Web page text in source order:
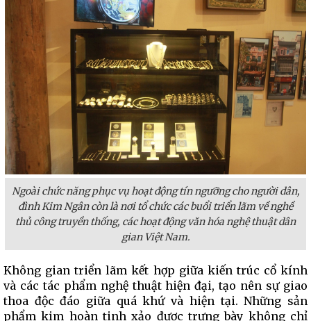
Ngoài chức năng phục vụ hoạt động tín ngưỡng cho người dân,
đình Kim Ngân còn là nơi tổ chức các buổi triển lãm về nghề
thủ công truyền thống, các hoạt động văn hóa nghệ thuật dân
gian Việt Nam.
Không gian triển lãm kết hợp giữa kiến trúc cổ kính
và các tác phẩm nghệ thuật hiện đại, tạo nên sự giao
thoa độc đáo giữa quá khứ và hiện tại. Những sản
phẩm kim hoàn tinh xảo được trưng bày không chỉ